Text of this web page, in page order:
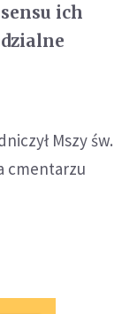
ich
Mszy św.
cmentarzu